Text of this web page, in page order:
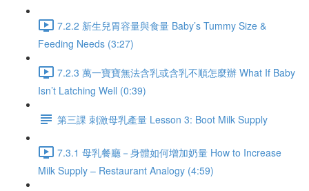
7.2.2 新生兒胃容量與食量 Baby’s Tummy Size &
Feeding Needs (3:27)
7.2.3 萬一寶寶無法含乳或含乳不順怎麼辦 What If Baby
Isn’t Latching Well (0:39)
第三課 刺激母乳產量 Lesson 3: Boot Milk Supply
7.3.1 母乳餐廳－身體如何增加奶量 How to Increase
Milk Supply – Restaurant Analogy (4:59)